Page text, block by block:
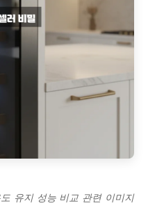
유지 성능 비교 관련 이미지